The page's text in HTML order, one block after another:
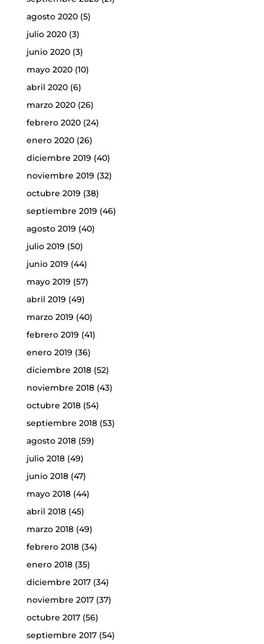
agosto 2020(5)
julio 2020(3)
junio 2020(3)
mayo 2020(10)
abril 2020(6)
marzo 2020(26)
febrero 2020(24)
enero 2020(26)
diciembre 2019 (40)
noviembre 2019 (32)
octubre 2019 (38)
septiembre 2019 (46)
agosto 2019 (40)
julio 2019 (50)
junio 2019 (44)
mayo 2019 (57)
abril 2019 (49)
marzo 2019 (40)
febrero 2019 (41)
enero 2019 (36)
diciembre 2018(52)
noviembre 2018(43)
octubre 2018(54)
septiembre 2018(53)
agosto 2018(59)
julio 2018(49)
junio 2018(47)
mayo 2018(44)
abril 2018(45)
marzo 2018(49)
febrero 2018(34)
enero 2018(35)
diciembre 2017(34)
noviembre 2017(37)
octubre 2017(56)
septiembre 2017(54)